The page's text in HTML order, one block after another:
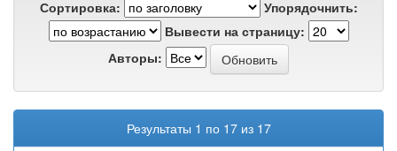
Сортировка:
Упорядочнить:
Вывести на страницу:
Авторы:
Результаты 1 по 17 из 17